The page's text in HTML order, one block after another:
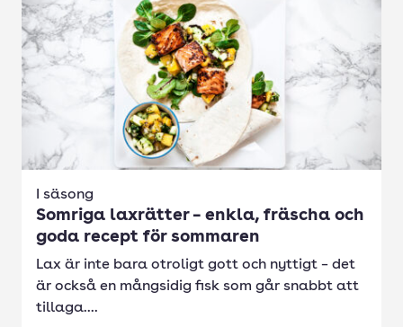
I säsong
Somriga laxrätter – enkla, fräscha och
goda recept för sommaren
Lax är inte bara otroligt gott och nyttigt – det
är också en mångsidig fisk som går snabbt att
tillaga....